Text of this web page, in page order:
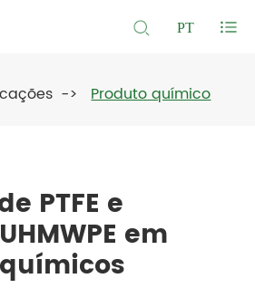
PT
Produto químico
PTFE e
em